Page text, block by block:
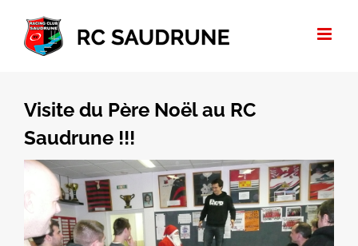
Passer
contenu
l'image
agrandie
Visite du Père Noël au RC
Saudrune !!!